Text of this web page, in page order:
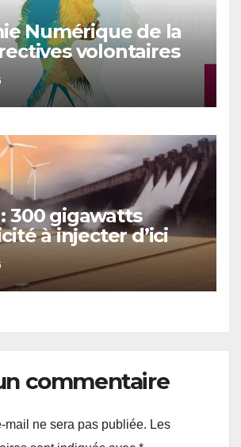
Numérique de la
volontaires
des genres et
des
et des filles dans le
de la sécurité
et de la nutrition
300 gigawatts
à injecter d’ici
commentaire
mail ne sera pas publiée. Les